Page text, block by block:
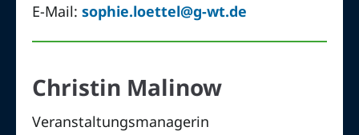
E-Mail:sophie.loettel@g-wt.de
Christin Malinow
Veranstaltungsmanagerin